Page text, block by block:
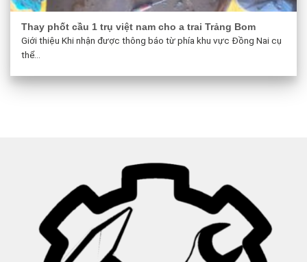
Thay phốt cầu 1 trụ việt nam cho a trai Trảng Bom
Giới thiệu Khi nhận được thông báo từ phía khu vực Đồng Nai cụ
thể...